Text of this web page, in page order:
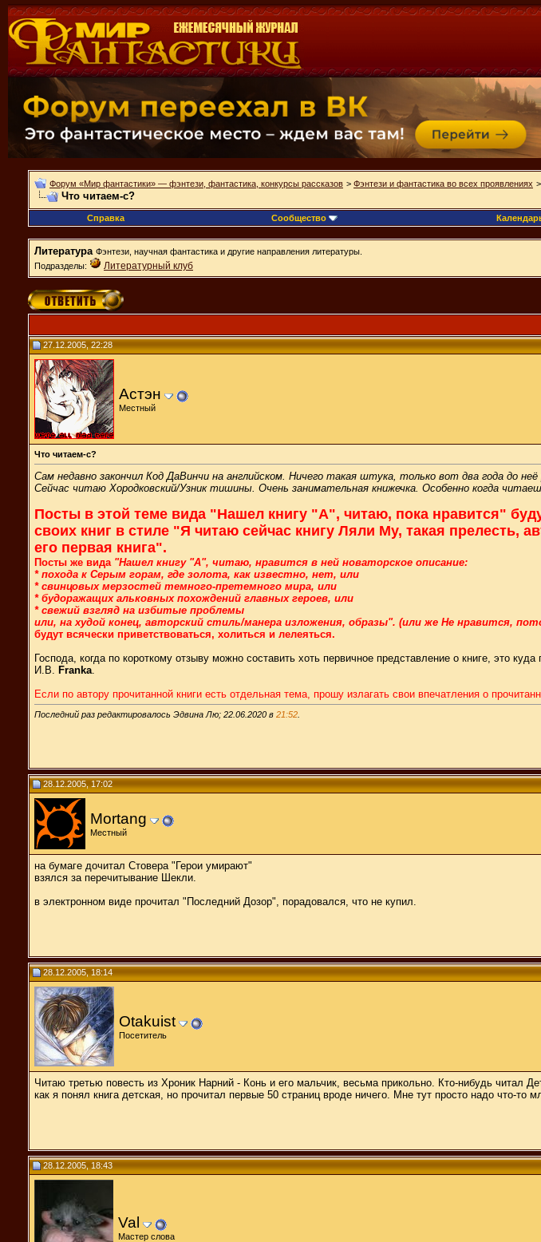
Форум «Мир фантастики» — фэнтези, фантастика, конкурсы рассказов > Фэнтези и фантастика во всех проявлениях >
Что читаем-с?
Справка
Сообщество
Литература Фэнтези, научная фантастика и другие направления литературы.
Подразделы:
Литературный клуб
27.12.2005, 22:28
Астэн
Местный
Что читаем-с?
Сам недавно закончил Код ДаВинчи на английском. Ничего такая штука, только вот два года до неё
Сейчас читаю Хородковский/Узник тишины. Очень занимательная книжечка. Особенно когда
Посты в этой теме вида "Нашел книгу "А", читаю, пока нравится"
своих книг в стиле "Я читаю сейчас книгу Ляли Му, такая прелесть,
его первая книга".
Посты же вида "Нашел книгу "А", читаю, нравится в ней новаторское описание:
* похода к Серым горам, где золота, как известно, нет, или
* свинцовых мерзостей темного-претемного мира, или
* будоражащих альковных похождений главных героев, или
* свежий взгляд на избитые проблемы
или, на худой конец, авторский стиль/манера изложения, образы". (или же Не нравится,
будут всячески приветствоваться, холиться и лелеяться.
Господа, когда по короткому отзыву можно составить хоть первичное представление о книге, это
И.В.
Franka
Если по автору прочитанной книги есть отдельная тема, прошу излагать свои впечатления о
Последний раз редактировалось Эдвина Лю; 22.06.2020 в 21:52
28.12.2005, 17:02
Mortang
Местный
на бумаге дочитал Стовера "Герои умирают"
взялся за перечитывание Шекли.
в электронном виде прочитал "Последний Дозор", порадовался, что не купил.
28.12.2005, 18:14
Otakuist
Посетитель
Читаю третью повесть из Хроник Нарний - Конь и его мальчик, весьма прикольно. Кто-нибудь читал
как я понял книга детская, но прочитал первые 50 страниц вроде ничего. Мне тут просто надо что-то
28.12.2005, 18:43
Val
Мастер слова